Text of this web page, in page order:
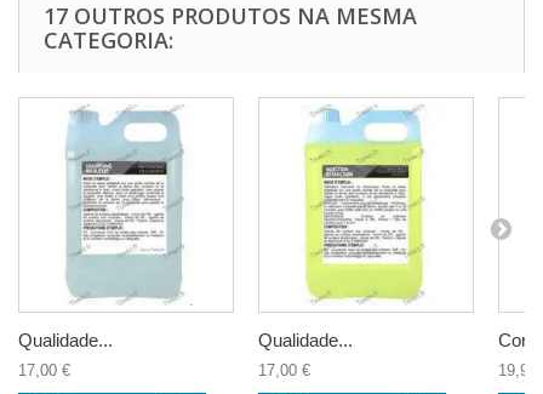
17 OUTROS PRODUTOS NA MESMA
CATEGORIA:
Qualidade...
17,00 €
Qualidade...
17,00 € 19,90